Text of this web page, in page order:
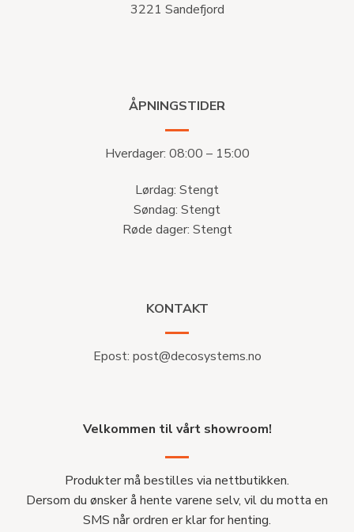
3221 Sandefjord
ÅPNINGSTIDER
Hverdager: 08:00 – 15:00
Lørdag: Stengt
Søndag: Stengt
Røde dager: Stengt
KONTAKT
Epost: post@decosystems.no
Velkommen til vårt showroom!
Produkter må bestilles via nettbutikken.
Dersom du ønsker å hente varene selv, vil du motta en
SMS når ordren er klar for henting.